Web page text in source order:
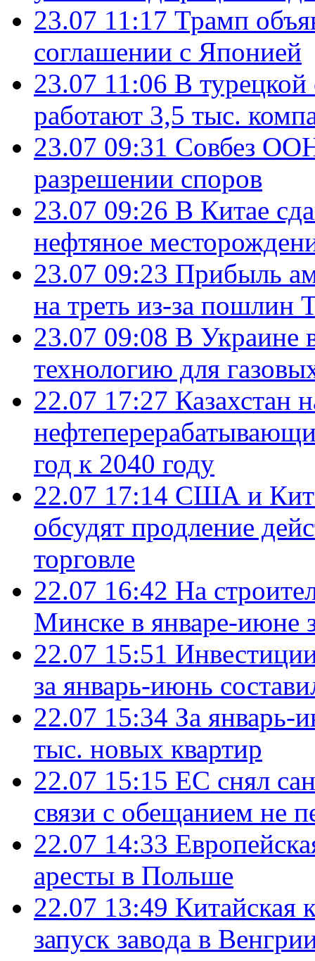
23.07 11:17 Трамп
соглашении с Японией
23.07 11:06 В
работают 3,5 тыс.
23.07 09:31 Совбез
разрешении споров
23.07 09:26 В Китае
нефтяное
23.07 09:23 Прибыль
на треть из-за пошлин
23.07 09:08 В Украине
технологию для
22.07 17:27 Казахстан
год к 2040 году
22.07 17:14 США и
обсудят продление
торговле
22.07 16:42 На
Минске в январе-июне
22.07 15:51
за январь-июнь
22.07 15:34 За январь-
тыс. новых квартир
22.07 15:15 ЕС снял
связи с обещанием не
22.07 14:33
аресты в Польше
22.07 13:49 Китайская
запуск завода в